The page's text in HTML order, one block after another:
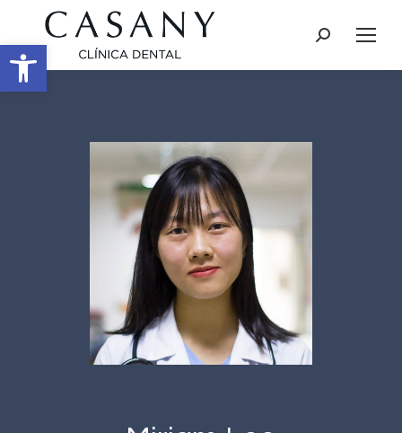
Abrir barra de herramientas Buscar: